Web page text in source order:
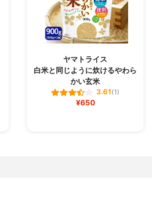
ヤマトライス
白米と同じように炊けるやわら
かい玄米
3.61(1)
¥650